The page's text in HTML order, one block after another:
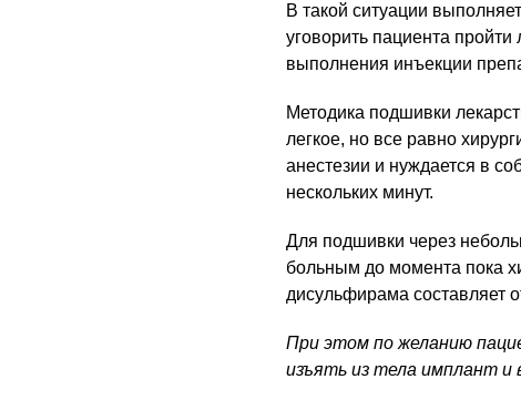
В такой ситуации
уговорить пациента
выполнения инъекции
Методика подшивки
легкое, но все равно
анестезии и нуждается в
нескольких минут.
Для подшивки через
больным до момента пока
дисульфирама составляет
При этом по желанию
изъять из тела имплант